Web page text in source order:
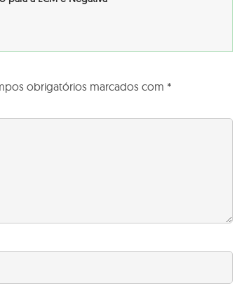
obrigatórios marcados com *